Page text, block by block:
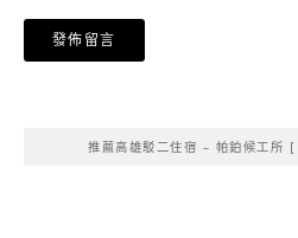
推薦高雄駁二住宿 – 帕鉑候工所